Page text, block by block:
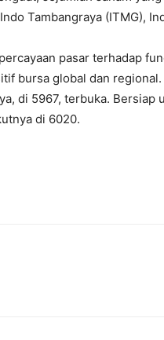
Tambangraya (ITMG),
pasar terhadap
bursa global dan
di 5967, terbuka. Bersiap
di 6020.